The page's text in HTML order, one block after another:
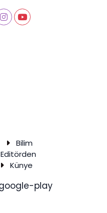
Bilim
Editörden
Künye